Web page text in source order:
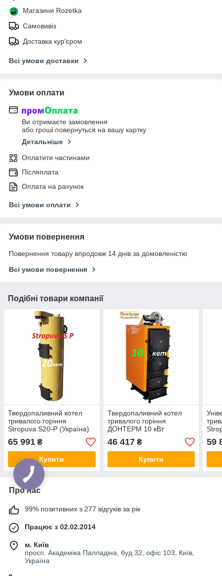
Магазини Rozetka
Самовивіз
Доставка кур'єром
Всі умови доставки
Умови оплати
Ви отримаєте замовлення
або гроші повернуться на вашу картку
Детальніше
Оплатити частинами
Післяплата
Оплата на рахунок
Всі умови оплати
Умови повернення
Повернення товару впродовж 14 днів за домовленістю
Всі умови повернення
Подібні товари компанії
Твердопаливний котел
тривалого горіння
Stropuva S20-P (Україна)
65 991 ₴
Купити
Твердопаливний котел
тривалого горіння
ДОНТЕРМ 10 кВт
46 417₴
Купити
59
Про нас
99% позитивних з 277 відгуків за рік
Працює з 02.02.2014
м. Київ
просп. Академіка Палладіна, буд 32, офіс 103, Київ,
Україна